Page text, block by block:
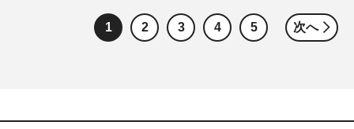
1 2 3 4 5 次へ